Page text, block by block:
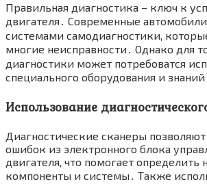
Правильная диагностика – ключ к
двигателя․ Современные
системами самодиагностики,
многие неисправности․ Однако для
диагностики может потребоватся
специального оборудования и
Использование
Диагностические сканеры
ошибок из электронного блока
двигателя, что помогает определить
компоненты и системы․ Также